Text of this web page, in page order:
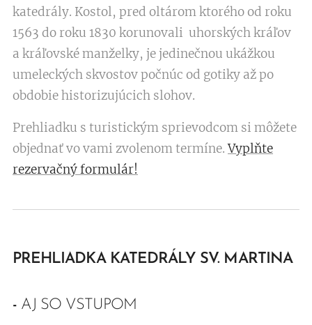
katedrály. Kostol, pred oltárom ktorého od roku
1563 do roku 1830 korunovali uhorských kráľov
a kráľovské manželky, je jedinečnou ukážkou
umeleckých skvostov počnúc od gotiky až po
obdobie historizujúcich slohov.
Prehliadku s turistickým sprievodcom si môžete
objednať vo vami zvolenom termíne.Vyplňte
rezervačný formulár!
PREHLIADKA KATEDRÁLY SV. MARTINA
- AJ SO VSTUPOM